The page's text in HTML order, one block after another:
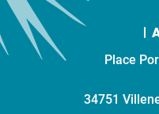
Place
34751